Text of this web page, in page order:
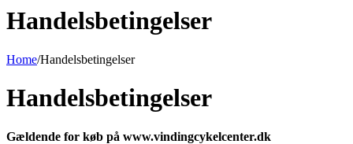
Handelsbetingelser
Home/Handelsbetingelser
Handelsbetingelser
Gældende for køb på www.vindingcykelcenter.dk